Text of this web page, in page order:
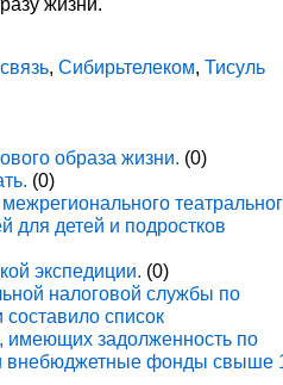
связь,Сибирьтелеком,Тисуль
образа жизни. (0)
(0)
для детей и подростков
экспедиции. (0)
налоговой службы по
список
имеющих задолженность по
внебюджетные фонды свыше